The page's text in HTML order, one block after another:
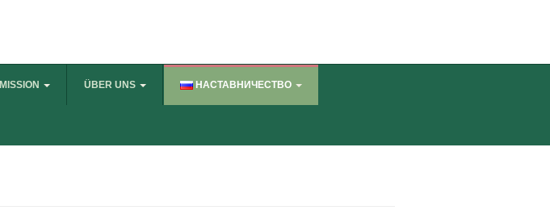
MISSION ÜBER UNS НАСТАВНИЧЕСТВО